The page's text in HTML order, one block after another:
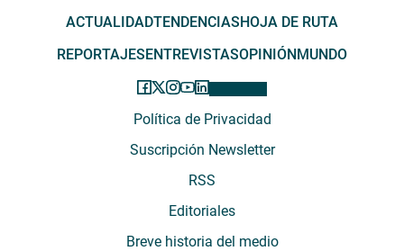
ACTUALIDADTENDENCIASHOJA DE RUTA
REPORTAJESENTREVISTASOPINIÓNMUNDO
Política de Privacidad
Suscripción Newsletter
RSS
Editoriales
Breve historia del medio